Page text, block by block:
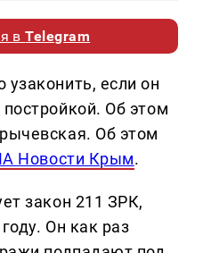
вTelegram
если он
Об этом
Об этом
Новости Крым.
закон 211 ЗРК,
Он как раз